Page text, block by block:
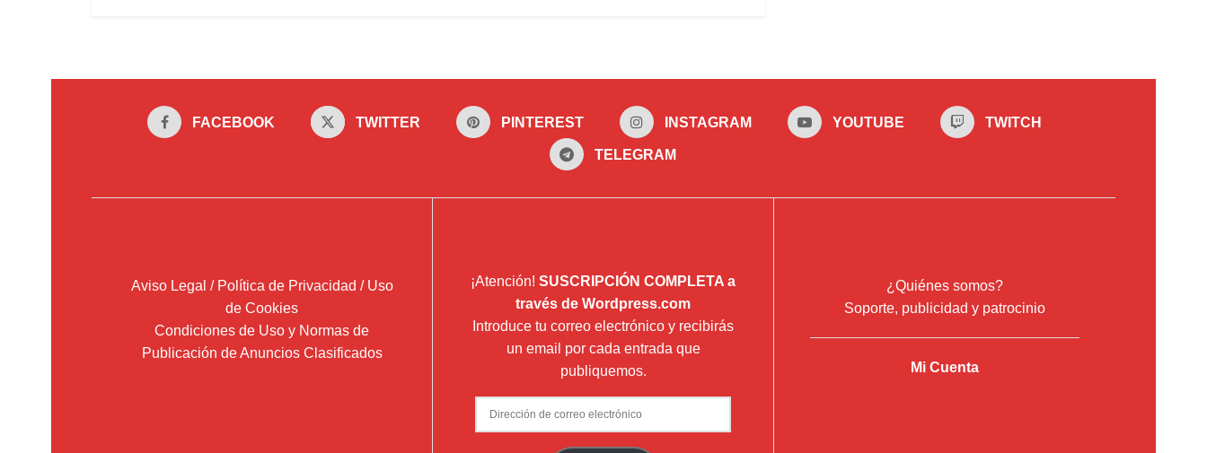
FACEBOOK TWITTER PINTEREST INSTAGRAM YOUTUBE TWITCH
TELEGRAM
Aviso Legal / Política de Privacidad / Uso
de Cookies
Condiciones de Uso y Normas de
Publicación de Anuncios Clasificados
¡Atención! SUSCRIPCIÓN COMPLETA a
través de Wordpress.com
Introduce tu correo electrónico y recibirás
un email por cada entrada que
publiquemos.
Dirección
de
¿Quiénes somos?
Soporte, publicidad y patrocinio
Mi Cuenta